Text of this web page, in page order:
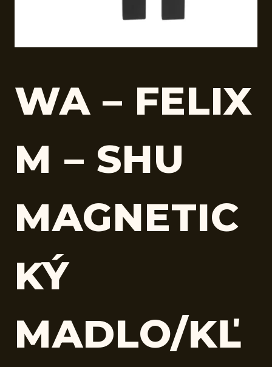
WA – FELIX
M – SHU
MAGNETIC
KÝ
MADLO/KĽ